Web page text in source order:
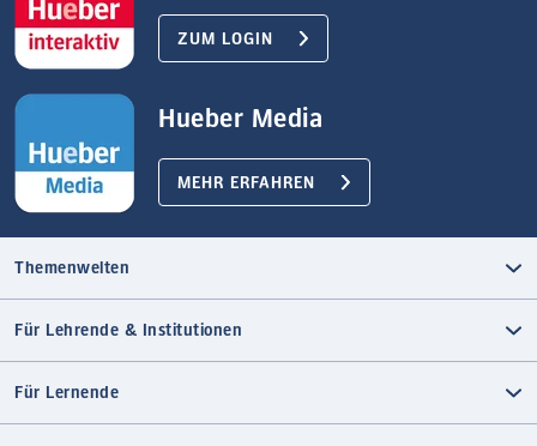
ZUM LOGIN
Hueber Media
MEHR ERFAHREN
Themenwelten
Für Lehrende & Institutionen
Für Lernende